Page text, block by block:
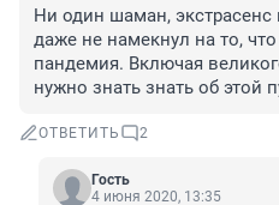
Ни один шаман, экстрасенс
даже не намекнул на то,
пандемия. Включая
нужно знать знать об этой
ОТВЕТИТЬ 2
Гость
4 июня 2020, 13:35